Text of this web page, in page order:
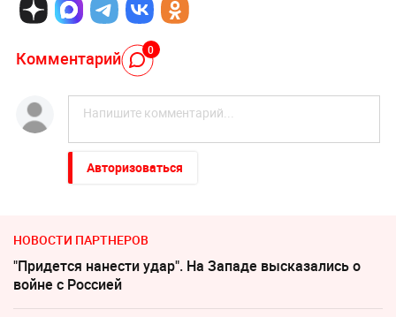
Комментарий 0
Авторизоваться
НОВОСТИ ПАРТНЕРОВ
"Придется нанести удар". На Западе высказались о
войне с Россией